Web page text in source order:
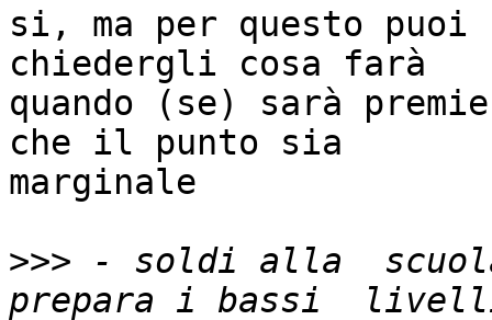
si, ma per questo puoi
chiedergli cosa farà
quando (se) sarà
che il punto sia
marginale
>>> - soldi alla